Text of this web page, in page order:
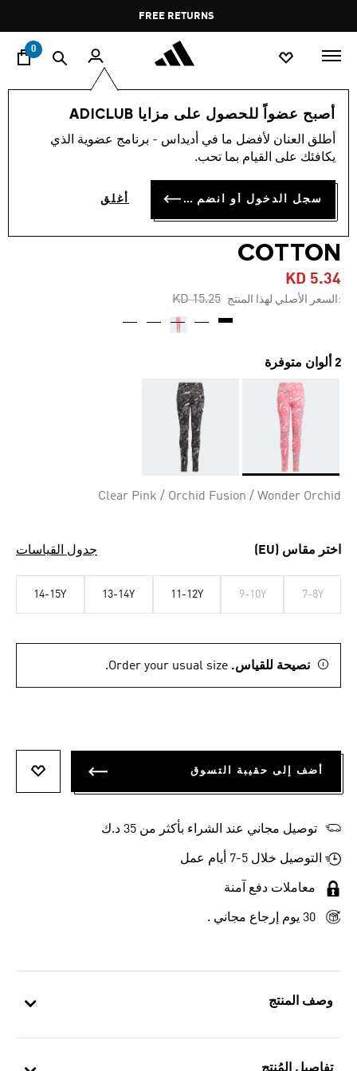
Pause
promotion
rotation
FREE RETURNS
0
أصبح عضواً للحصول على مزايا ADICLUB
أطلق العنان لأفضل ما في أديداس - برنامج عضوية الذي
يكافئك على القيام بما تحب.
سجل الدخول أو انضم الآن أغلق
وصف المنتج
الأطفال الملابس
-60%
بنطال الأطفال الضيق FUTURE
ICONS ALLOVER PRINT
COTTON
KD 5.34
:السعر الأصلي لهذا المنتج Price reduced from
KD 15.25
to
2 ألوان متوفرة
Clear Pink / Orchid Fusion / Wonder Orchid
اختر مقاس (EU) جدول القياسات
7-8Y
9-10Y
11-12Y
13-14Y
14-15Y
نصيحة للقياس. Order your usual size.
أضف إلى حقيبة التسوق
توصيل مجاني عند الشراء بأكثر من 35 د.ك
التوصيل خلال 5-7 أيام عمل
معاملات دفع آمنة